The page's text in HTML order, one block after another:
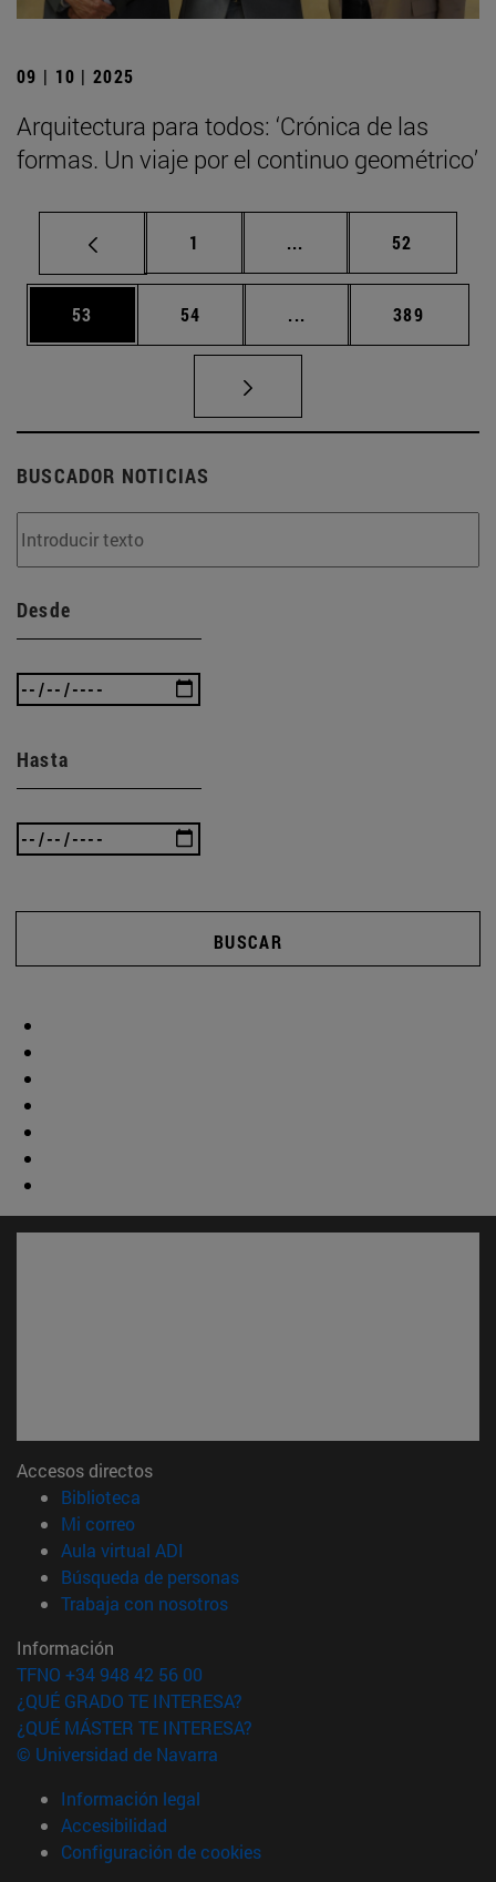
09 | 10 | 2025
Arquitectura para todos: ‘Crónica de las
formas. Un viaje por el continuo geométrico’
Página
1 ... Páginas intermedias
Página
52
Página
53 Página
54 ... Páginas intermedias
Página
389
BUSCADOR NOTICIAS
Desde
Hasta
BUSCAR
Accesos directos
Biblioteca
Mi correo(abre en nueva ventana)
Aula virtual ADI
Búsqueda de personas(abre en nueva ventana)
Trabaja con nosotros(abre en nueva ventana)
Información
TFNO +34 948 42 56 00
¿QUÉ GRADO TE INTERESA?
¿QUÉ MÁSTER TE INTERESA?
© Universidad de Navarra
Información legal
Accesibilidad
Configuración de cookies